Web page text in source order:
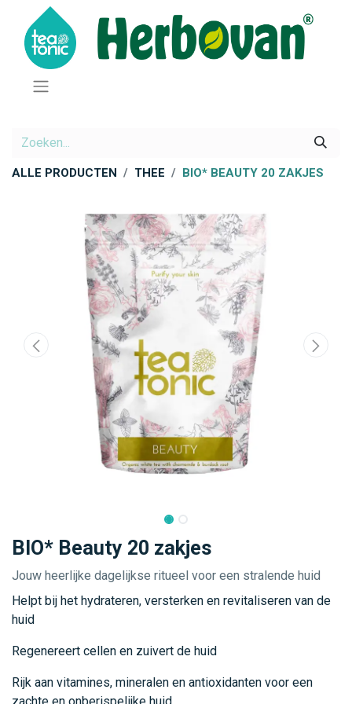
ALLE PRODUCTEN THEE BIO* BEAUTY 20 ZAKJES
BIO* Beauty 20 zakjes
Jouw heerlijke dagelijkse ritueel voor een stralende huid
Helpt bij het hydrateren, versterken en revitaliseren van de
huid
Regenereert cellen en zuivert de huid
Rijk aan vitamines, mineralen en antioxidanten voor een